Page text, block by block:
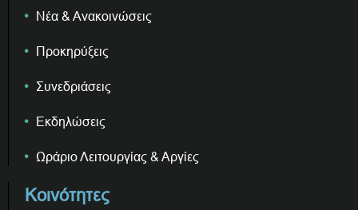
Νέα & Ανακοινώσεις
Προκηρύξεις
Συνεδριάσεις
Εκδηλώσεις
Ωράριο Λειτουργίας & Αργίες
Κοινότητες